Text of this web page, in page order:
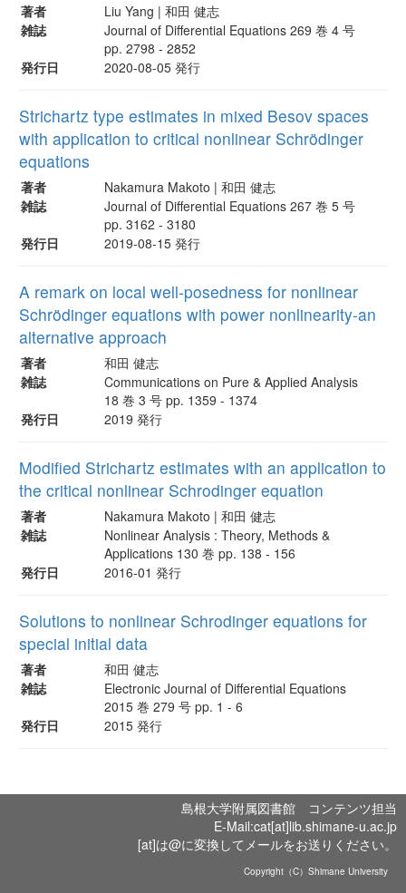
著者
Liu Yang | 和田 健志
雑誌
Journal of Differential Equations 269 巻 4 号
pp. 2798 - 2852
発行日
2020-08-05 発行
Strichartz type estimates in mixed Besov spaces
with application to critical nonlinear Schrödinger
equations
著者
Nakamura Makoto | 和田 健志
雑誌
Journal of Differential Equations 267 巻 5 号
pp. 3162 - 3180
発行日
2019-08-15 発行
A remark on local well-posedness for nonlinear
Schrödinger equations with power nonlinearity-an
alternative approach
著者
和田 健志
雑誌
Communications on Pure & Applied Analysis
18 巻 3 号 pp. 1359 - 1374
発行日
2019 発行
Modified Strichartz estimates with an application to
the critical nonlinear Schrodinger equation
著者
Nakamura Makoto | 和田 健志
雑誌
Nonlinear Analysis : Theory, Methods &
Applications 130 巻 pp. 138 - 156
発行日
2016-01 発行
Solutions to nonlinear Schrodinger equations for
special initial data
著者
和田 健志
雑誌
Electronic Journal of Differential Equations
2015 巻 279 号 pp. 1 - 6
発行日
2015 発行
島根大学附属図書館 コンテンツ担当
E-Mail:cat[at]lib.shimane-u.ac.jp
[at]は@に変換してメールをお送りください。
Copyright（C）Shimane University